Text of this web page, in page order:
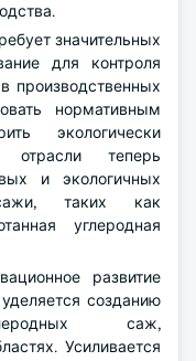
значительных
для контроля
производственных
нормативным
экологически
отрасли теперь
и экологичных
таких как
углеродная
развитие
созданию
саж,
Усиливается